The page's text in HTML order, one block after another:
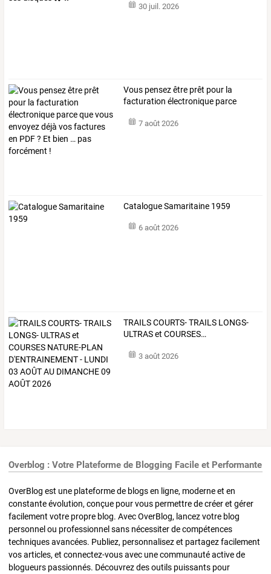
30 juil. 2026
Vous pensezêtre prêt pour la
facturation électronique parce
7 août 2026
Catalogue Samaritaine 1959
6 août 2026
TRAILSCOURTS-TRAILS LONGS-
ULTRASet COURSES…
3 août 2026
Overblog : Votre Plateforme de Blogging Facile et Performante
OverBlog est une plateforme de blogs en ligne, moderne et en
constante évolution, conçue pour vous permettre de créer et gérer
facilement votre propre blog. Avec OverBlog, lancez votre blog
personnel ou professionnel sans nécessiter de compétences
techniques avancées. Publiez, personnalisez et partagez facilement
vos articles, et connectez-vous avec une communauté active de
blogueurs passionnés. Découvrez des outils puissants pour